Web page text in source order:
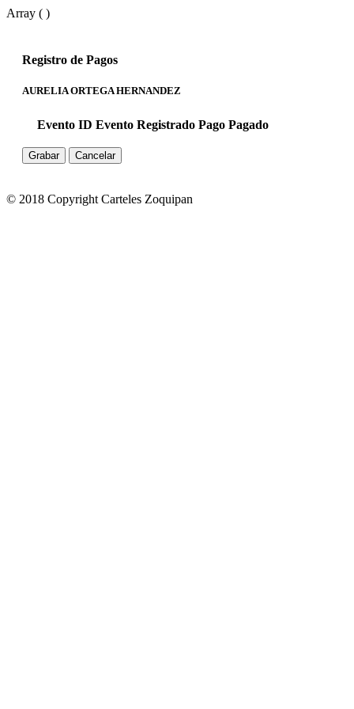
Array ( )
Registro de Pagos
AURELIA ORTEGA HERNANDEZ
Evento ID Evento Registrado Pago Pagado
Grabar Cancelar
© 2018 Copyright Carteles Zoquipan